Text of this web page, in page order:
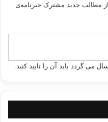
مطالب جدید مشترک خبرنامه‌ی
می گردد باید آن را تایید کنید.